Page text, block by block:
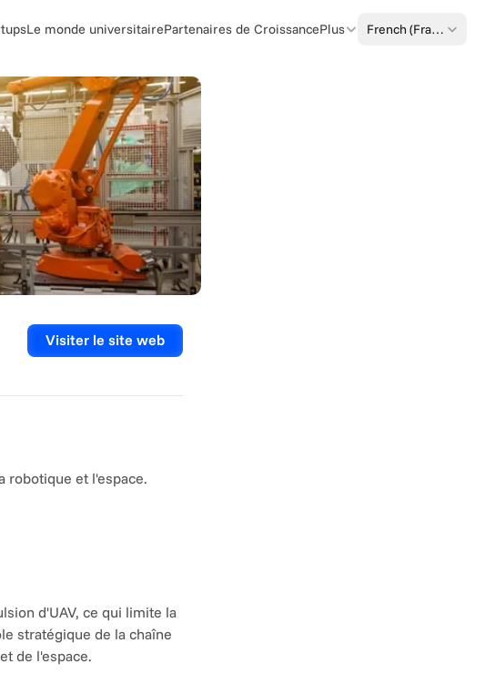
Le monde universitairePartenaires de CroissancePlus French (France)
Visiter le site web
robotique et l'espace.
d'UAV, ce qui limite la
stratégique de la chaîne
de l'espace.